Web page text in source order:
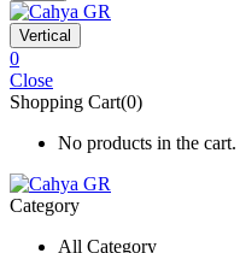
Vertical
0
Close
Shopping Cart(0)
No products in the cart.
Category
All Category